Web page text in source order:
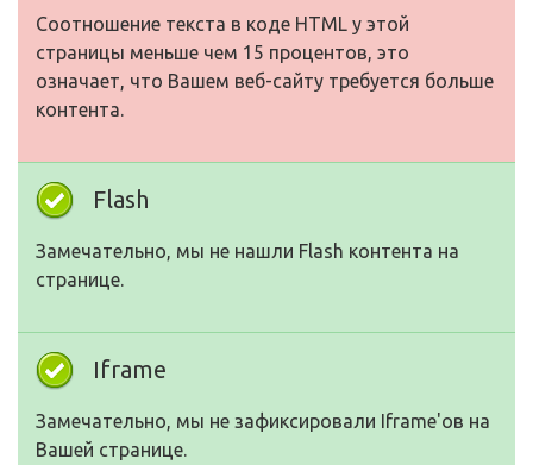
Соотношение текста в коде HTML у этой
страницы меньше чем 15 процентов, это
означает, что Вашем веб-сайту требуется больше
контента.
Flash
Замечательно, мы не нашли Flash контента на
странице.
Iframe
Замечательно, мы не зафиксировали Iframe'ов на
Вашей странице.